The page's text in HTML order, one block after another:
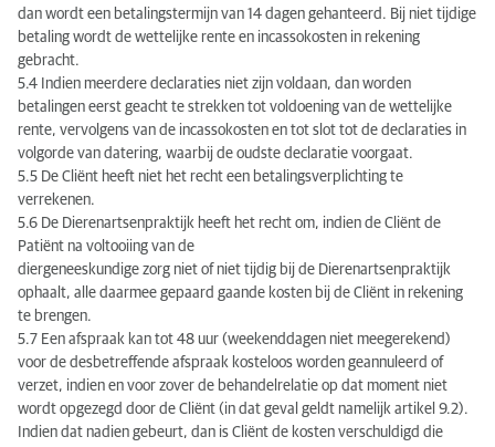
dan wordt een betalingstermijn van 14 dagen gehanteerd. Bij niet tijdige
betaling wordt de wettelijke rente en incassokosten in rekening
gebracht.
5.4 Indien meerdere declaraties niet zijn voldaan, dan worden
betalingen eerst geacht te strekken tot voldoening van de wettelijke
rente, vervolgens van de incassokosten en tot slot tot de declaraties in
volgorde van datering, waarbij de oudste declaratie voorgaat.
5.5 De Cliënt heeft niet het recht een betalingsverplichting te
verrekenen.
5.6 De Dierenartsenpraktijk heeft het recht om, indien de Cliënt de
Patiënt na voltooiing van de
diergeneeskundige zorg niet of niet tijdig bij de Dierenartsenpraktijk
ophaalt, alle daarmee gepaard gaande kosten bij de Cliënt in rekening
te brengen.
5.7 Een afspraak kan tot 48 uur (weekenddagen niet meegerekend)
voor de desbetreffende afspraak kosteloos worden geannuleerd of
verzet, indien en voor zover de behandelrelatie op dat moment niet
wordt opgezegd door de Cliënt (in dat geval geldt namelijk artikel 9.2).
Indien dat nadien gebeurt, dan is Cliënt de kosten verschuldigd die